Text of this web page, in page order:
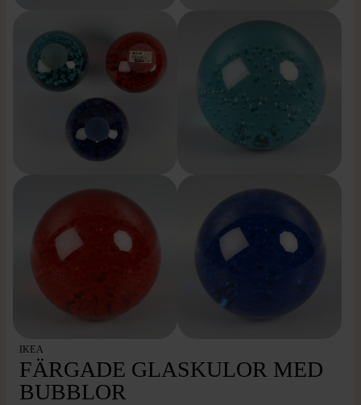
IKEA
FÄRGADE GLASKULOR MED
BUBBLOR